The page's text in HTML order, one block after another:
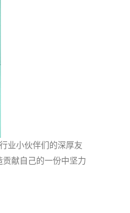
业小伙伴们的深厚友
献自己的一份中坚力